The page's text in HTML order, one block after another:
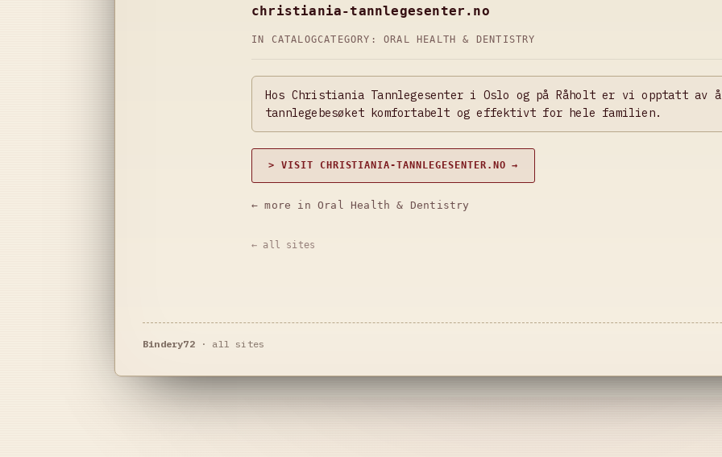
christiania-tannlegesenter.no
IN CATALOGCATEGORY: ORAL HEALTH & DENTISTRY
Hos Christiania Tannlegesenter i Oslo og på Råholt er vi opptatt av
tannlegebesøket komfortabelt og effektivt for hele familien.
> VISIT CHRISTIANIA-TANNLEGESENTER.NO →
← more in Oral Health & Dentistry
← all sites
Bindery72· all sites